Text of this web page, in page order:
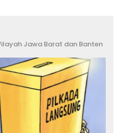
Jawa Barat dan Banten